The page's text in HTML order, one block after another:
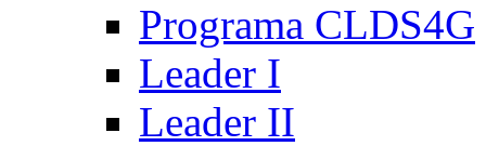
Programa CLDS4G
Leader I
Leader II